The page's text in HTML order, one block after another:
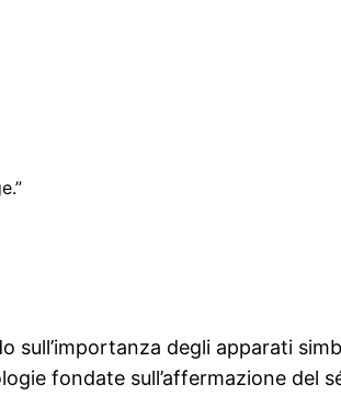
sull’importanza degli apparati
fondate sull’affermazione del